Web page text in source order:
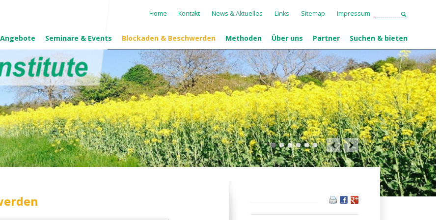
Seminare & Events Blockaden & Beschwerden Methoden Über uns Partner
Suchen & bieten
Navigation
Home Kontakt News & Aktuelles Links Sitemap Impressum